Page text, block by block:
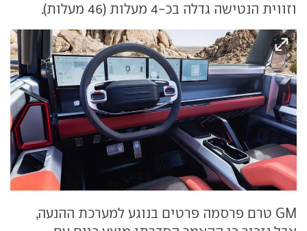
וזווית הנטישה גדלה בכ-4 מעלות (46 מעלות).
GM טרם פרסמה פרטים בנוגע למערכת ההנעה,